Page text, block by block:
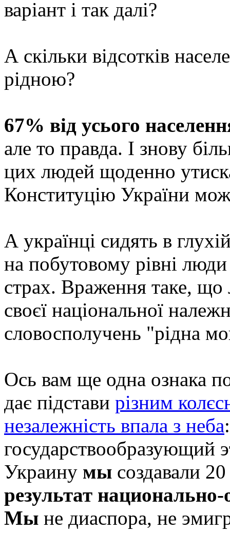
варіант і так далі?
А скільки відсотків
рідною?
67% від усього
але то правда. І знову
цих людей щоденно
Конституцію України
А українці сидять в
на побутовому рівні
страх. Враження таке, що
своєї національної
словосполучень "рідна
Ось вам ще одна ознака
дає підстави різним
незалежність впала з неба
государствообразующий
Украину мы создавали
результат
Мы не диаспора, не